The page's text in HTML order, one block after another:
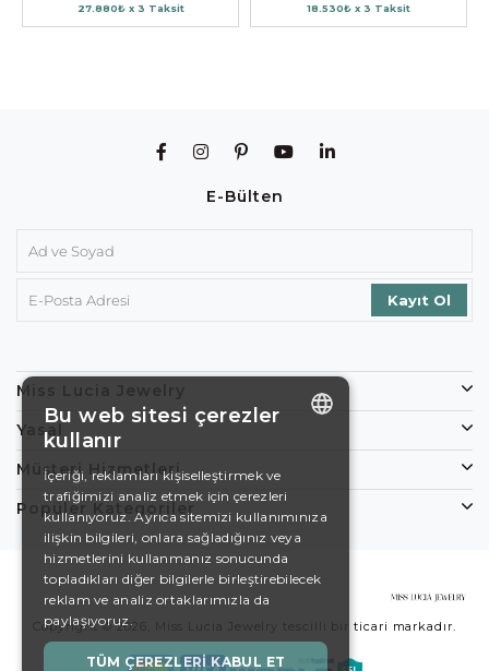
27.880₺ x 3 Taksit 18.530₺ x 3 Taksit
E-Bülten
Miss Lucia Jewelry
Yasal
Müşteri Hizmetleri
Popüler Kategoriler
Copyright © 2026, Miss Lucia Jewelry tescilli bir ticari markadır.
DE
EN
SWEDISH
TURKISH
Bu web sitesi çerezler
kullanır
İçeriği, reklamları kişiselleştirmek ve
trafiğimizi analiz etmek için çerezleri
kullanıyoruz. Ayrıca sitemizi kullanımınıza
ilişkin bilgileri, onlara sağladığınız veya
hizmetlerini kullanmanız sonucunda
topladıkları diğer bilgilerle birleştirebilecek
reklam ve analiz ortaklarımızla da
paylaşıyoruz.
TÜM ÇEREZLERI KABUL ET